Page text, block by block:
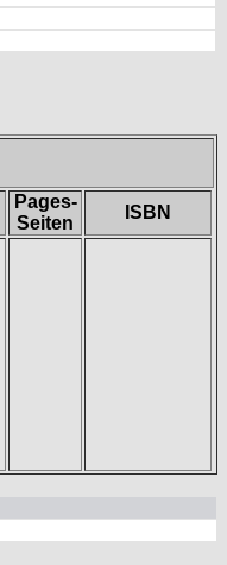
Pages-
Seiten
ISBN